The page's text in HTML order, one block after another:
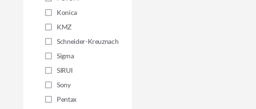
Konica
KMZ
Schneider-Kreuznach
Sigma
SIRUI
Sony
Pentax